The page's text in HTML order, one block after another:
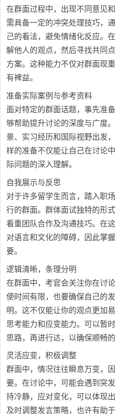
在群面过程中，出现不同意见
需具备一定的冲突处理技巧，
己的看法，避免情绪化反应。
解他人的观点，然后寻找共同
方案。这种能力不仅对群面现
有裨益。
准备实际案例与参考资料
面对特定的群面话题，事先准
够帮助提升讨论的深度与广度
景、实习经历和国际视野出发
样的准备不仅能让自己在讨论
际问题的深入理解。
自我展示与反思
对于许多留学生而言，踏入职
行的群面。群体面试独特的形
看重团队合作及沟通技巧。在
对语言和文化的障碍，因此掌
要。
逻辑清晰，条理分明
在群面中，考官会关注你在讨
使时间有限，也要确保自己的
明。这不仅能让你的观点更加
思考能力和应变能力。可以暂
思路，再进行达，以确保顺畅的
灵活应变，积极调整
群面中，情况往往瞬息万变，
要。在讨论中，可能会遇到突
持冷静，应对变化，可以体现
及时调整发言策略，也许有助